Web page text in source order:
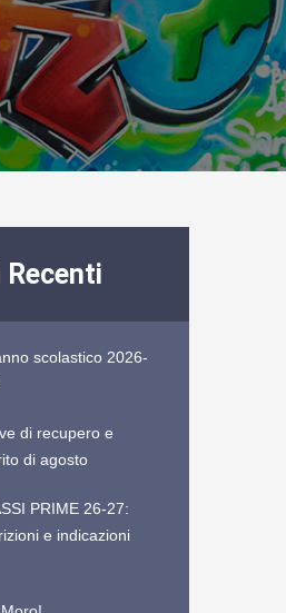
scolastico 2026-
di recupero e
di agosto
PRIME 26-27:
e indicazioni